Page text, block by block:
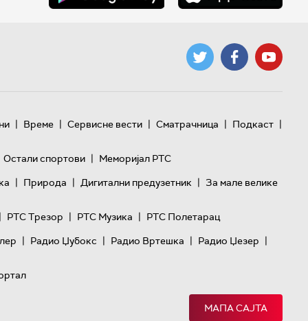
| Време | Сервисне вести | Сматрачница | Подкаст |
Остали спортови | Меморијал РТС
| Природа | Дигитални предузетник | За мале велике
| РТС Трезор | РТС Музика | РТС Полетарац
| Радио Џубокс | Радио Вртешка | Радио Џезер |
МАПА САЈТА